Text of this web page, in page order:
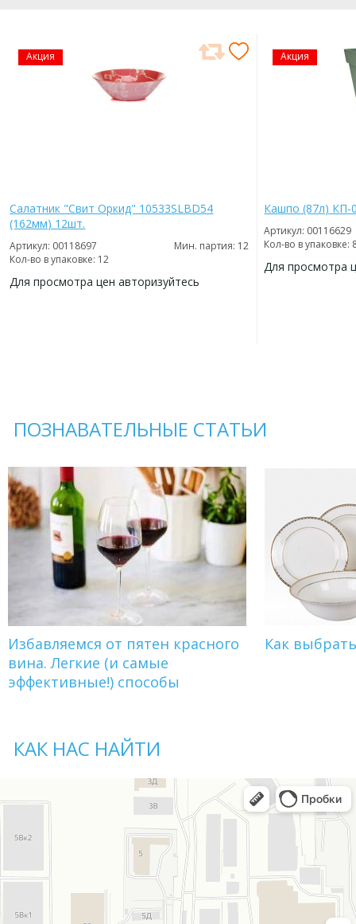
Акция
Салатник "Свит Оркид" 10533SLBD54
(162мм) 12шт.
Артикул: 00118697
Мин. партия: 12
Кол-во в упаковке: 12
Для просмотра цен авторизуйтесь
Акция
Кашпо (87л) КП-
Артикул: 00116629
Кол-во в упаковке:
Для просмотра
ПОЗНАВАТЕЛЬНЫЕ СТАТЬИ
Избавляемся от пятен красного
вина. Легкие (и самые
эффективные!) способы
Как
КАК НАС НАЙТИ